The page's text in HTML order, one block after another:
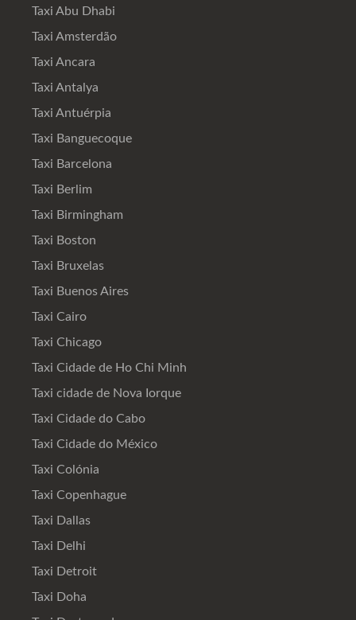
Taxi Abu Dhabi
Taxi Amsterdão
Taxi Ancara
Taxi Antalya
Taxi Antuérpia
Taxi Banguecoque
Taxi Barcelona
Taxi Berlim
Taxi Birmingham
Taxi Boston
Taxi Bruxelas
Taxi Buenos Aires
Taxi Cairo
Taxi Chicago
Taxi Cidade de Ho Chi Minh
Taxi cidade de Nova Iorque
Taxi Cidade do Cabo
Taxi Cidade do México
Taxi Colónia
Taxi Copenhague
Taxi Dallas
Taxi Delhi
Taxi Detroit
Taxi Doha